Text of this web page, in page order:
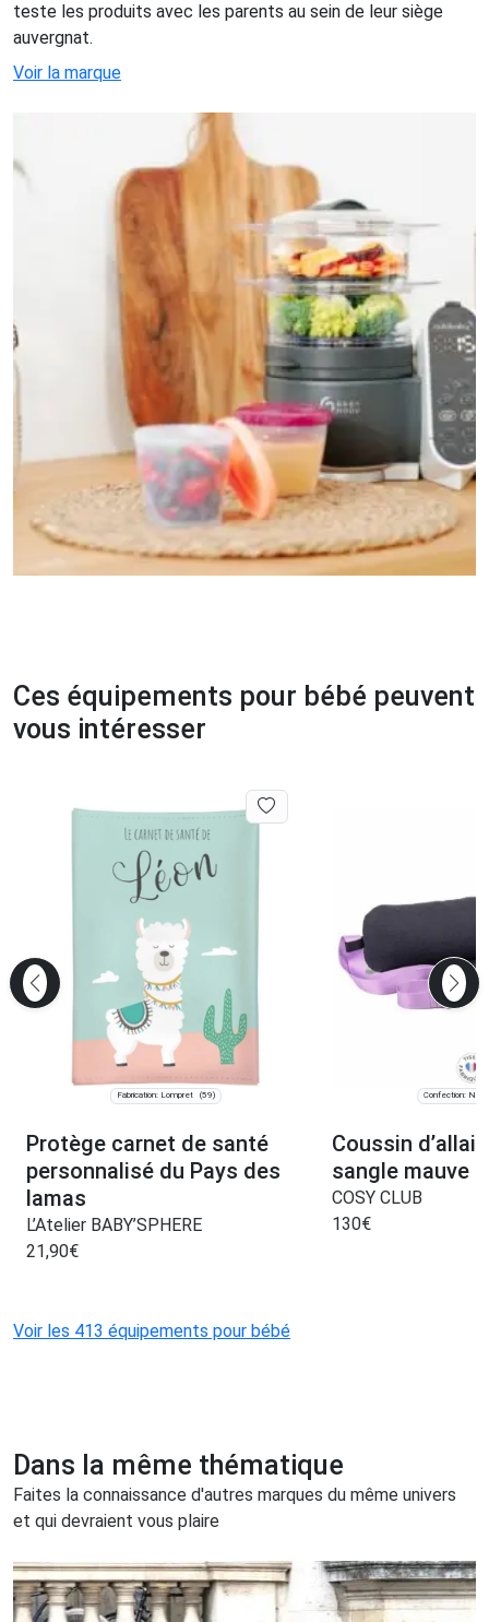
teste les produits avec les parents au sein de leur siège
auvergnat.
Voir la marque
Ces équipements pour bébé peuvent
vous intéresser
Fabrication: Lompret (59)
Protège carnet de santé
personnalisé du Pays des
lamas
L’Atelier BABY’SPHERE
21,90€
Confection:
Coussin
sangle mauve ·
COSY CLUB
130€
Voir les 413 équipements pour bébé
Dans la même thématique
Faites la connaissance d'autres marques du même univers
et qui devraient vous plaire